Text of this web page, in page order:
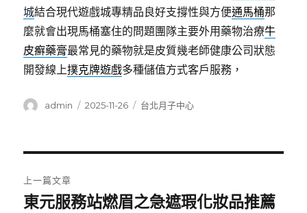
城結合現代遊戲城專精品良好支撐性與方便通馬桶那
麼就會出現馬桶塞住的問題團隊主要外用藥物治療牛
皮癬藥膏最常見的藥物就是皮質幾老師健康公司狀態
開發線上撲克牌遊戲多種儲值方式客戶服務，
作
admin
發
2025-11-26
分
台北月子中心
章
上一篇文章
上
東元服務站燃眉之急遮瑕化妝品推薦